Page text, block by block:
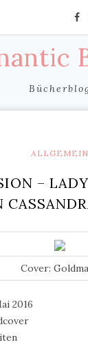
ALLGEMEIN
–
Cover:
2016